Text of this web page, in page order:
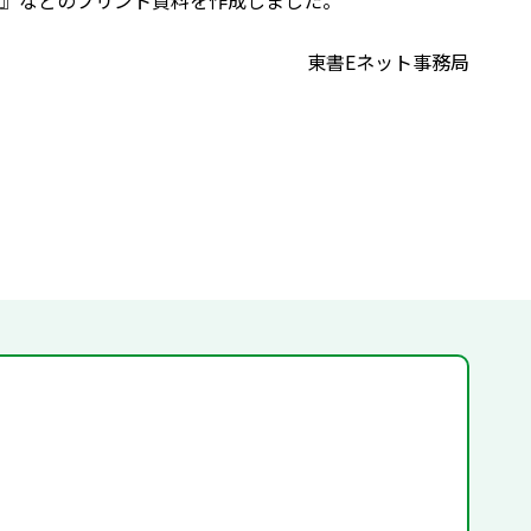
東書Eネット事務局